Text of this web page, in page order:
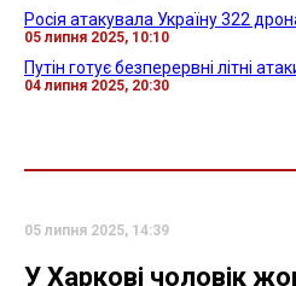
Росія атакувала Україну 322
05 липня 2025, 10:10
Путін готує безперервні літні
04 липня 2025, 20:30
05 липня 2025, 14:39
У Харкові чоловік